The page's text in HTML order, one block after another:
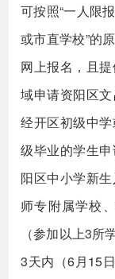
可按照“一人限
或市直学校”的
网上报名，且
域申请资阳区
经开区初级中
级毕业的学生
阳区中小学新
师专附属学校
（参加以上3所
3天内（6月15